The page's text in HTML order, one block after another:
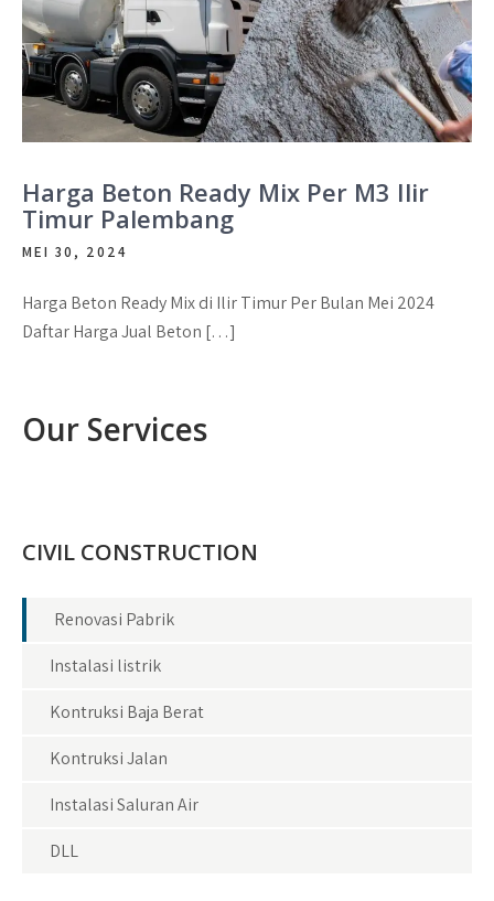
Harga Beton Ready Mix Per M3 Ilir
Timur Palembang
MEI 30, 2024
Harga Beton Ready Mix di Ilir Timur Per Bulan Mei 2024
Daftar Harga Jual Beton […]
Our Services
CIVIL CONSTRUCTION
Renovasi Pabrik
Instalasi listrik
Kontruksi Baja Berat
Kontruksi Jalan
Instalasi Saluran Air
DLL